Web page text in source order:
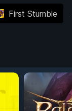
First Stumble